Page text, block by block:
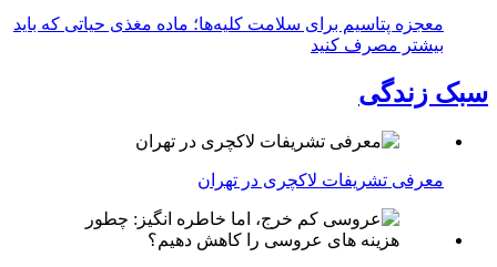
معجزه پتاسیم برای سلامت کلیه‌ها؛ ماده مغذی حیاتی که باید
بیشتر مصرف کنید
سبک زندگی
معرفی تشریفات لاکچری در تهران